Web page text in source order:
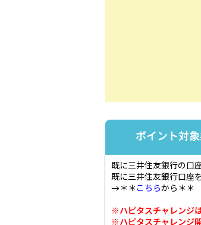
ポイント対
既に三井住友銀行の口
既に三井住友銀行口座
→＊＊ こちらから＊＊
※ハピタスチャレンジ
※ハピタスチャレンジ